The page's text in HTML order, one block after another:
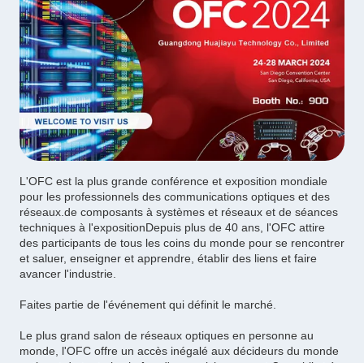
L'OFC est la plus grande conférence et exposition mondiale
pour les professionnels des communications optiques et des
réseaux.de composants à systèmes et réseaux et de séances
techniques à l'expositionDepuis plus de 40 ans, l'OFC attire
des participants de tous les coins du monde pour se rencontrer
et saluer, enseigner et apprendre, établir des liens et faire
avancer l'industrie.
Faites partie de l'événement qui définit le marché.
Le plus grand salon de réseaux optiques en personne au
monde, l'OFC offre un accès inégalé aux décideurs du monde